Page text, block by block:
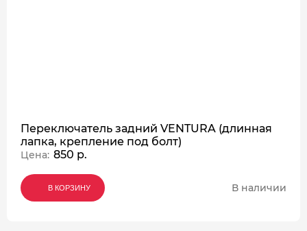
Переключатель задний VENTURA (длинная
лапка, крепление под болт)
Цена: 850 р.
В КОРЗИНУ
В КОРЗИНУ
В КОРЗИНУ В наличии